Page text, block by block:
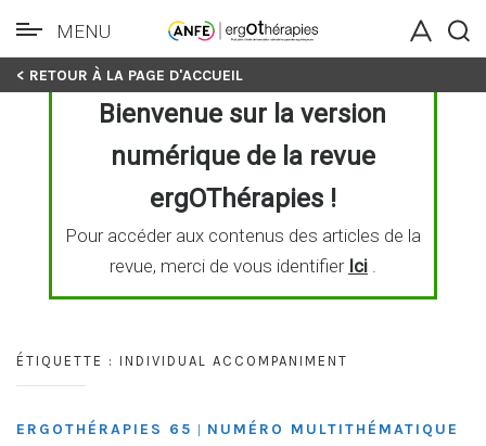
Skip
MENU
< RETOUR À LA PAGE D'ACCUEIL
Bienvenue sur la version
numérique de la revue
ergOThérapies !
Pour accéder aux contenus des articles de la
revue, merci de vous identifier Ici.
ÉTIQUETTE : INDIVIDUAL ACCOMPANIMENT
ERGOTHÉRAPIES 65 | NUMÉRO MULTITHÉMATIQUE